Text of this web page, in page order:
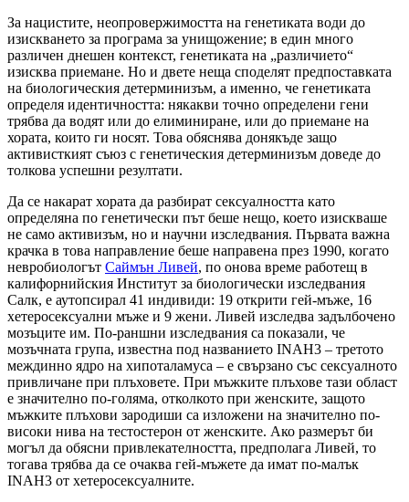
За нацистите, неопровержимостта на генетиката води до
изискването за програма за унищожение; в един много
различен днешен контекст, генетиката на „различието“
изисква приемане. Но и двете неща споделят предпоставката
на биологическия детерминизъм, а именно, че генетиката
определя идентичността: някакви точно определени гени
трябва да водят или до елиминиране, или до приемане на
хората, които ги носят. Това обяснява донякъде защо
активисткият съюз с генетическия детерминизъм доведе до
толкова успешни резултати.
Да се накарат хората да разбират сексуалността като
определяна по генетически път беше нещо, което изискваше
не само активизъм, но и научни изследвания. Първата важна
крачка в това направление беше направена през 1990, когато
невробиологът Саймън Ливей, по онова време работещ в
калифорнийския Институт за биологически изследвания
Салк, е аутопсирал 41 индивиди: 19 открити гей-мъже, 16
хетеросексуални мъже и 9 жени. Ливей изследва задълбочено
мозъците им. По-раншни изследвания са показали, че
мозъчната група, известна под названието INAH3 – третото
междинно ядро на хипоталамуса – е свързано със сексуалното
привличане при плъховете. При мъжките плъхове тази област
е значително по-голяма, отколкото при женските, защото
мъжките плъхови зародиши са изложени на значително по-
високи нива на тестостерон от женските. Ако размерът би
могъл да обясни привлекателността, предполага Ливей, то
тогава трябва да се очаква гей-мъжете да имат по-малък
INAH3 от хетеросексуалните.